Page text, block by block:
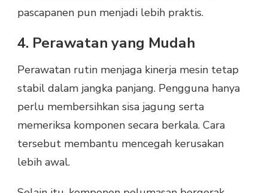
pascapanen pun menjadi lebih praktis.
4. Perawatan yang Mudah
Perawatan rutin menjaga kinerja mesin tetap
stabil dalam jangka panjang. Pengguna hanya
perlu membersihkan sisa jagung serta
memeriksa komponen secara berkala. Cara
tersebut membantu mencegah kerusakan
lebih awal.